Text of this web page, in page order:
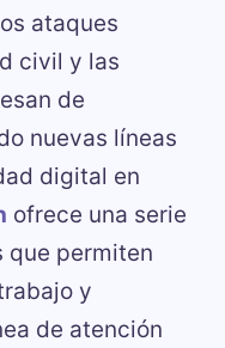
ataques
civil y las
de
nuevas líneas
digital en
ofrece una serie
que permiten
y
de atención